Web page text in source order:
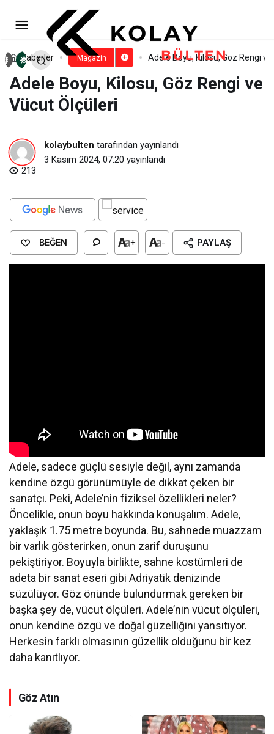
Haberler Magazin Adele Boyu, Kilosu, Göz Rengi
Adele Boyu, Kilosu, Göz Rengi ve
Vücut Ölçüleri
kolaybulten tarafından yayınlandı
3 Kasım 2024, 07:20 yayınlandı
213
BEĞEN + - PAYLAŞ
Adele, sadece güçlü sesiyle değil, aynı zamanda
kendine özgü görünümüyle de dikkat çeken bir
sanatçı. Peki, Adele’nin fiziksel özellikleri neler?
Öncelikle, onun boyu hakkında konuşalım. Adele,
yaklaşık 1.75 metre boyunda. Bu, sahnede muazzam
bir varlık gösterirken, onun zarif duruşunu
pekiştiriyor. Boyuyla birlikte, sahne kostümleri de
adeta bir sanat eseri gibi Adriyatik denizinde
süzülüyor. Göz önünde bulundurmak gereken bir
başka şey de, vücut ölçüleri. Adele’nin vücut ölçüleri,
onun kendine özgü ve doğal güzelliğini yansıtıyor.
Herkesin farklı olmasının güzellik olduğunu bir kez
daha kanıtlıyor.
Göz Atın
Mark Ruffalo Kimdir? Mark
Ruffalo Gençliği
Yorum Yap Paylaş